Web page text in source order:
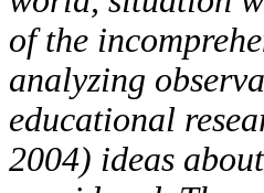
of the
analyzing
educational
2004) ideas